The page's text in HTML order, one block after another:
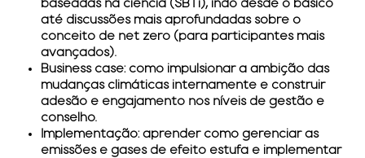
baseadas na ciência (SBTi), indo desde o básico
até discussões mais aprofundadas sobre o
conceito de net zero (para participantes mais
avançados).
Business case: como impulsionar a ambição das
mudanças climáticas internamente e construir
adesão e engajamento nos níveis de gestão e
conselho.
Implementação: aprender como gerenciar as
emissões e gases de efeito estufa e implementar